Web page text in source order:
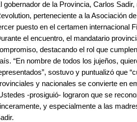
gobernador de la Provincia, Carlos
perteneciente a la Asociación
puesto en el certamen internacional
el encuentro, el mandatario
destacando el rol que
“En nombre de todos los jujeños,
sostuvo y puntualizó que
y nacionales se convierte en
-prosiguió- lograron que se
y especialmente a las